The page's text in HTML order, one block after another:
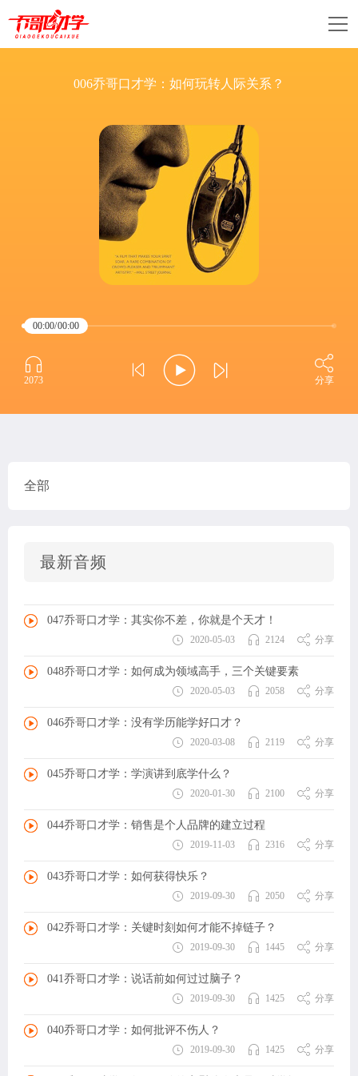
006乔哥口才学：如何玩转人际关系？
00:00/00:00
2073 分享
全部
最新音频
047乔哥口才学：其实你不差，你就是个天才！
2020-05-03 2124 分享
048乔哥口才学：如何成为领域高手，三个关键要素
2020-05-03 2058 分享
046乔哥口才学：没有学历能学好口才？
2020-03-08 2119 分享
045乔哥口才学：学演讲到底学什么？
2020-01-30 2100 分享
044乔哥口才学：销售是个人品牌的建立过程
2019-11-03 2316 分享
043乔哥口才学：如何获得快乐？
2019-09-30 2050 分享
042乔哥口才学：关键时刻如何才能不掉链子？
2019-09-30 1445 分享
041乔哥口才学：说话前如何过过脑子？
2019-09-30 1425 分享
040乔哥口才学：如何批评不伤人？
2019-09-30 1425 分享